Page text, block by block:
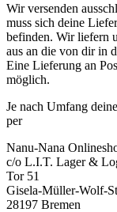
Wir versenden
muss sich deine
befinden. Wir liefern
aus an die von dir in
Eine Lieferung an
möglich.
Je nach Umfang
per
Nanu-Nana
c/o L.I.T. Lager &
Tor 51
Gisela-Müller-Wolf-
28197 Bremen